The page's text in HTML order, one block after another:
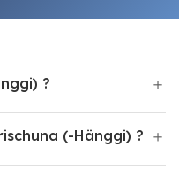
?
(-Hänggi) ?